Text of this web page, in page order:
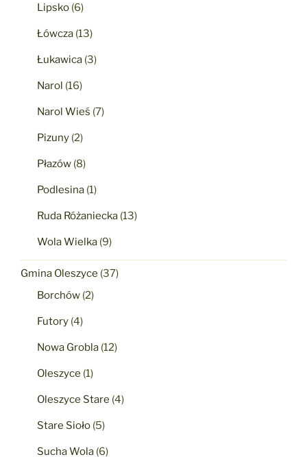
Lipsko (6)
Łówcza (13)
Łukawica (3)
Narol (16)
Narol Wieś (7)
Pizuny (2)
Płazów (8)
Podlesina (1)
Ruda Różaniecka (13)
Wola Wielka (9)
Gmina Oleszyce (37)
Borchów (2)
Futory (4)
Nowa Grobla (12)
Oleszyce (1)
Oleszyce Stare (4)
Stare Sioło (5)
Sucha Wola (6)